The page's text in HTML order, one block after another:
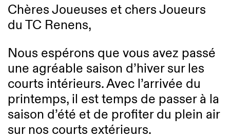
Chères Joueuses et chers Joueurs
du TC Renens,
Nous espérons que vous avez passé
une agréable saison d’hiver sur les
courts intérieurs. Avec l’arrivée du
printemps, il est temps de passer à la
saison d’été et de profiter du plein air
sur nos courts extérieurs.